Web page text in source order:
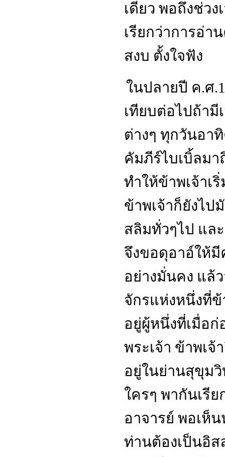
เดียว พอถึงช่ว
เรียกว่าการอ่า
สงบ ตั้งใจฟัง
ในปลายปี ค.ศ
เทียบต่อไปถ้ามี
ต่างๆ ทุกวันอา
คัมภีร์ไบเบิ้ลมา
ทำให้ข้าพเจ้าเ
ข้าพเจ้าก็ยังไป
สลิมทั่วๆไป แล
จึงขอดุอาอ์ให้
อย่างมั่นคง แล้
จักรแห่งหนึ่งที่ข้
อยู่ผู้หนึ่งที่เมื่อ
พระเจ้า ข้าพเ
อยู่ในย่านสุขุม
ใครๆ พากันเรีย
อาจารย์ พอเห็
ท่านต้องเป็นอิ